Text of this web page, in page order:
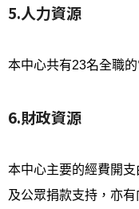
5.人力資源
本中心共有23名全職
6.財政資源
本中心主要的經費開
及公眾捐款支持，亦